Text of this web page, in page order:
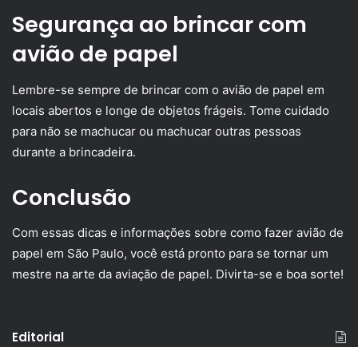
Segurança ao brincar com
avião de papel
Lembre-se sempre de brincar com o avião de papel em
locais abertos e longe de objetos frágeis. Tome cuidado
para não se machucar ou machucar outras pessoas
durante a brincadeira.
Conclusão
Com essas dicas e informações sobre como fazer avião de
papel em São Paulo, você está pronto para se tornar um
mestre na arte da aviação de papel. Divirta-se e boa sorte!
Editorial